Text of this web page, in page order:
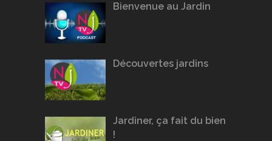
Bienvenue au Jardin
Découvertes jardins
Jardiner, ça fait du bien
!